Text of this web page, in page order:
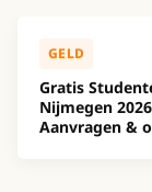
GELD
Gratis
Nijmegen
Aanvragen &